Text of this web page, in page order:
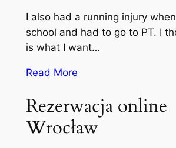
I also had a running injury
school and had to go to PT. I
is what I want…
Read More
Rezerwacja online
Wrocław